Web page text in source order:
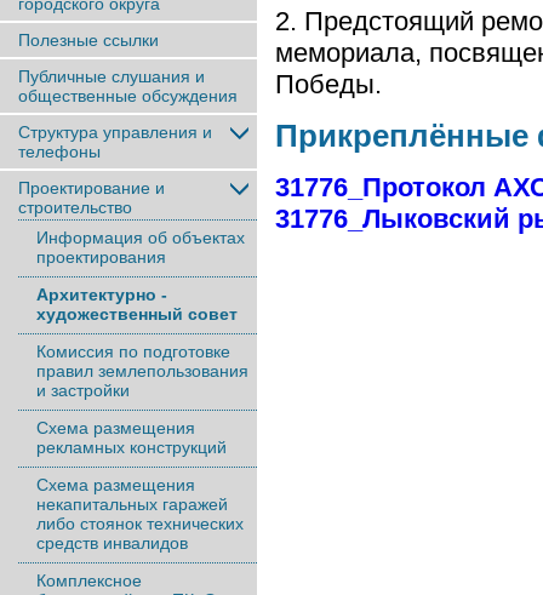
Полезные ссылки
Публичные слушания и
общественные обсуждения
Структура управления и
телефоны
Проектирование и
строительство
Информация об объектах
проектирования
Архитектурно -
художественный совет
Комиссия по подготовке
правил землепользования
и застройки
Схема размещения
рекламных конструкций
Схема размещения
некапитальных гаражей
либо стоянок технических
средств инвалидов
Комплексное
2. Предстоящий
мемориала,
Победы.
31776_Протокол
31776_Лыковский